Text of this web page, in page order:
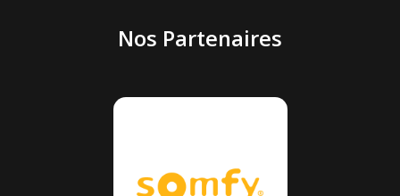
Nos Partenaires